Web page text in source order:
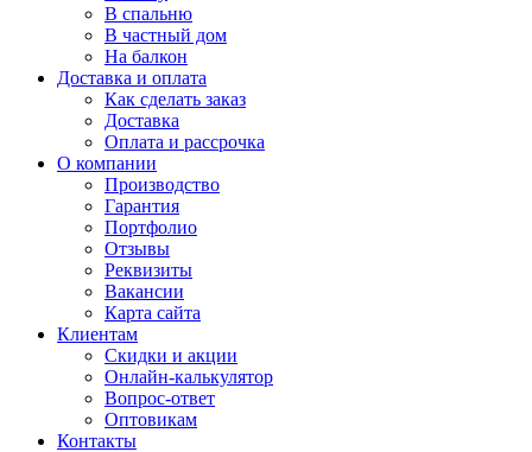
В спальню
В частный дом
На балкон
Доставка и оплата
Как сделать заказ
Доставка
Оплата и рассрочка
О компании
Производство
Гарантия
Портфолио
Отзывы
Реквизиты
Вакансии
Карта сайта
Клиентам
Скидки и акции
Онлайн-калькулятор
Вопрос-ответ
Оптовикам
Контакты